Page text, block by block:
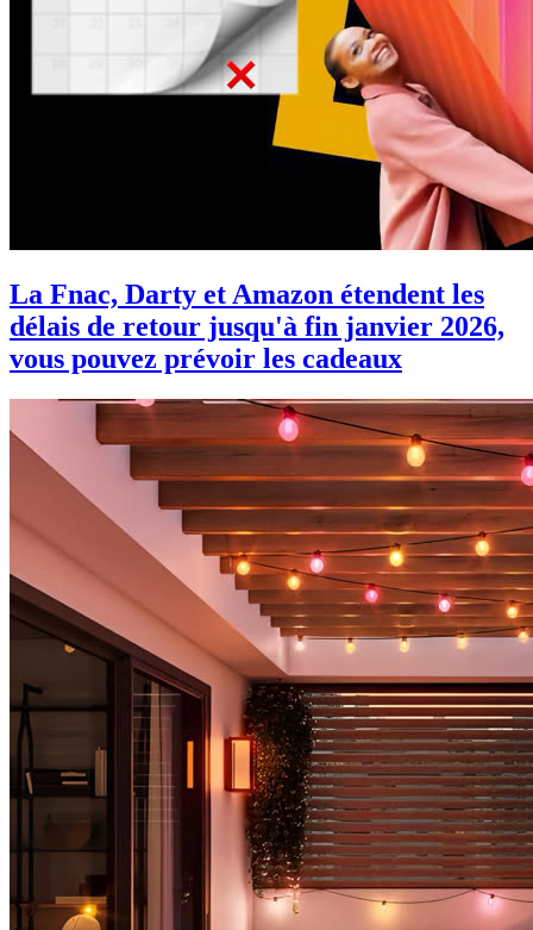
La Fnac, Darty et Amazon étendent les
délais de retour jusqu'à fin janvier 2026,
vous pouvez prévoir les cadeaux